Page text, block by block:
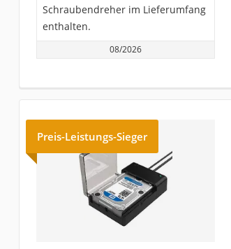
Schraubendreher im Lieferumfang
enthalten.
08/2026
Preis-Leistungs-Sieger